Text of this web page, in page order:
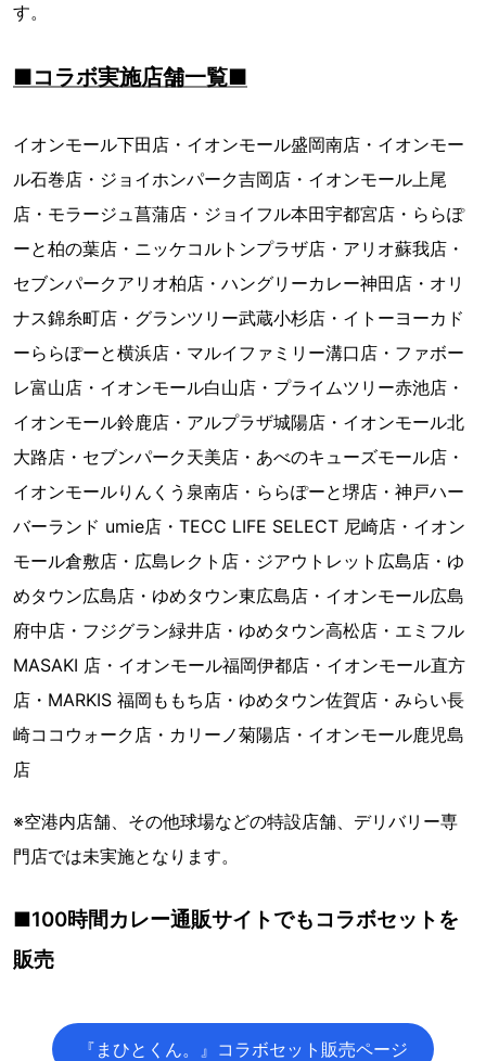
す。
■コラボ実施店舗一覧■
イオンモール下田店・イオンモール盛岡南店・イオンモー
ル石巻店・ジョイホンパーク吉岡店・イオンモール上尾
店・モラージュ菖蒲店・ジョイフル本田宇都宮店・ららぽ
ーと柏の葉店・ニッケコルトンプラザ店・アリオ蘇我店・
セブンパークアリオ柏店・ハングリーカレー神田店・オリ
ナス錦糸町店・グランツリー武蔵小杉店・イトーヨーカド
ーららぽーと横浜店・マルイファミリー溝口店・ファボー
レ富山店・イオンモール白山店・プライムツリー赤池店・
イオンモール鈴鹿店・アルプラザ城陽店・イオンモール北
大路店・セブンパーク天美店・あべのキューズモール店・
イオンモールりんくう泉南店・ららぽーと堺店・神戸ハー
バーランド umie店・TECC LIFE SELECT 尼崎店・イオン
モール倉敷店・広島レクト店・ジアウトレット広島店・ゆ
めタウン広島店・ゆめタウン東広島店・イオンモール広島
府中店・フジグラン緑井店・ゆめタウン高松店・エミフル
MASAKI 店・イオンモール福岡伊都店・イオンモール直方
店・MARKIS 福岡ももち店・ゆめタウン佐賀店・みらい長
崎ココウォーク店・カリーノ菊陽店・イオンモール鹿児島
店
※空港内店舗、その他球場などの特設店舗、デリバリー専
門店では未実施となります。
■100時間カレー通販サイトでもコラボセットを
販売
『まひとくん。』コラボセット販売ページ